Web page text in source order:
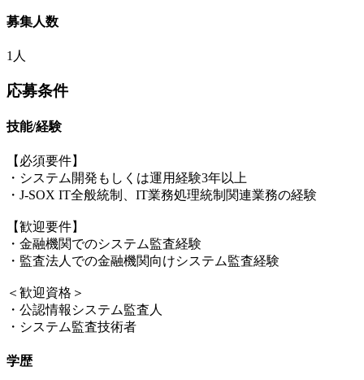
募集人数
1人
応募条件
技能/経験
【必須要件】
・システム開発もしくは運用経験3年以上
・J-SOX IT全般統制、IT業務処理統制関連業務の経験
【歓迎要件】
・金融機関でのシステム監査経験
・監査法人での金融機関向けシステム監査経験
＜歓迎資格＞
・公認情報システム監査人
・システム監査技術者
学歴